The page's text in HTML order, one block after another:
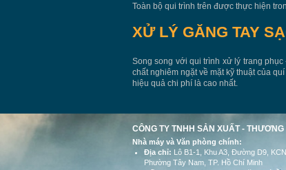
Toàn bộ qui trình trên được thực hiện
XỬ LÝ GĂNG TAY
Song song với qui trình xử lý trang
chất nghiêm ngặt về mặt kỹ thuật của
hiệu quả chi phí là cao nhất.
CÔNG TY TNHH SẢN XUẤT - THƯƠNG
Nhà máy và Văn phòng chính:
Địa chỉ: Lô B1-1, Khu A3, Đường D9,
Phường Tây Nam, TP. Hồ Chí Minh